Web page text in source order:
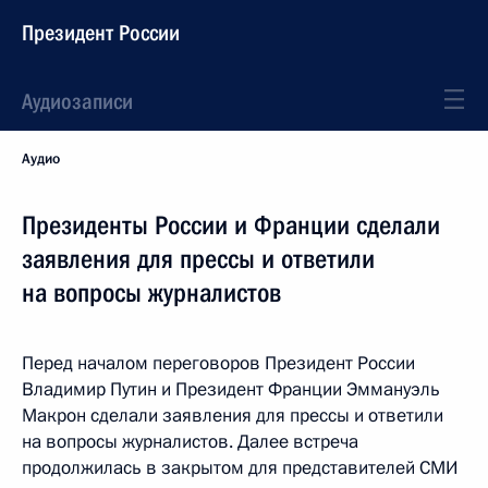
Президент России
Аудиозаписи
Аудио
Президенты России и Франции сделали
заявления для прессы и ответили
на вопросы журналистов
Перед началом переговоров Президент России
Владимир Путин и Президент Франции Эммануэль
Макрон сделали заявления для прессы и ответили
на вопросы журналистов. Далее встреча
продолжилась в закрытом для представителей СМИ